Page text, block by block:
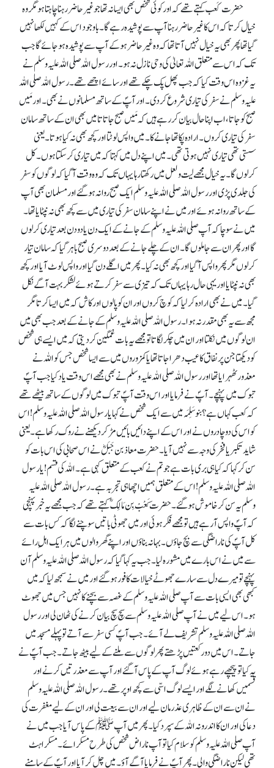
حضرت کَعب کہتے تھے کہ اور کوئی شخص بھی ایسا نہ تھا جو غیر حاضر رہنا چاہتا ہو مگر وہ
خیال کرتا کہ اس کا غیر حاضر رہنا آپ سے پوشیدہ رہے گا۔ باوجود اس کے کہیں لکھا نہیں
گیا تھا پھر بھی یہ خیال نہیں آتا تھا کہ وہ غیر حاضر ہوکے آپ سے پوشیدہ ہوجائے گا جب
تک کہ اس سے متعلق اللہ تعالیٰ کی وحی نازل نہ ہو۔ اور رسول اللہ صلی اللہ علیہ وسلم نے
یہ غزوہ اس وقت کیا کہ جب پھل پک چکے تھے اور سائے اچھے تھے۔ رسول اللہ صلی اللہ
علیہ وسلم نے سفر کی تیاری شروع کردی۔ اور آپؐ کے ساتھ مسلمانوں نے بھی۔ اور مَیں
صبح کو جاتا، اب اپنا حال بیان کررہے ہیں کہ مَیں صبح جاتا تا میں بھی ان کے ساتھ سامان
سفر کی تیاری کروں۔ ارادہ پکا تھا جانے کا۔میں واپس لوٹتا اور کچھ بھی نہ کیا ہوتا۔ یعنی
سستی تھی تیاری نہیں ہوتی تھی۔ میں اپنے دل میں کہتا کہ میں تیاری کرسکتا ہوں۔ کل
کرلوں گا۔ یہ خیال مجھے لیت و لعل میں رکھتا رہا یہاں تک کہ وہ وقت آ گیا کہ لوگوں کو سفر
کی جلدی پڑی اور رسول اللہ صلی اللہ علیہ وسلم ایک صبح روانہ ہوگئے اور مسلمان بھی آپ
کے ساتھ روانہ ہوئے اور میں نے اپنے سامان سفر کی تیاری میں سے کچھ بھی نہ نپٹایا تھا۔
میں نے سوچا کہ آپ صلی اللہ علیہ وسلم کے جانے کے ایک دن یا دو دن بعد تیاری کرلوں
گا اور پھر ان سے جا ملوں گا۔ ان کے چلے جانے کے بعد دوسری صبح باہرگیا کہ سامان تیار
کرلوں مگر پھر واپس آ گیا اور کچھ بھی نہ کیا۔ پھر میں اگلے دن گیا اور واپس لوٹ آیا اور کچھ
بھی نہ نپٹایا اور یہی حال رہا یہاں تک کہ تیزی سے سفر کرتے ہوئے لشکر بہت آگے نکل
گیا۔ میں نے بھی ارادہ کرلیا کہ کوچ کروں اور ان کو پا لوں اور کاش کہ میں ایسا کرتا مگر
مجھ سے یہ بھی مقدر نہ ہوا۔ رسول اللہ صلی اللہ علیہ وسلم کے جانے کے بعد جب بھی میں
ان لوگوں میں نکلتا اور ان میں چکر لگاتا تو مجھے یہ بات غمگین کردیتی کہ میں ایسے ہی شخص
کو دیکھتا جن پر نفاق کا عیب دھرا جاتا تھا یا کمزوروں میں سے ایسا شخص جس کو اللہ نے
معذور ٹھہرایا تھا اور رسول اللہ صلی اللہ علیہ وسلم نے بھی مجھے اس وقت یاد کیا جب آپؐ
تبوک میں پہنچے۔ آپؐ نے فرمایا اور اس وقت آپؐ تبوک میں لوگوں کے ساتھ بیٹھے تھے
کہ کعب کہاں ہے؟ بنو سَلِمَہ میں سے ایک شخص نے کہا یا رسول اللہ صلی اللہ علیہ وسلم !اس
کو اس کی دو چادروں نے اور اس کےاپنے دائیں بائیں مڑ کر دیکھنے نے روک رکھا ہے۔ یعنی
شاید تکبر یا فخر کی وجہ سے نہیں آیا۔ حضرت معاذ بن جَبَلؓ نے اس صحابی کی اس بات کو
سن کر کہا کہ کیا ہی بری بات ہے جو تم نے کعب کے متعلق کہی ہے۔ اللہ کی قسم !یا رسول
اللہ صلی اللہ علیہ وسلم !اس کے متعلق ہمیں اچھا ہی تجربہ ہے۔ رسول اللہ صلی اللہ علیہ
وسلم یہ سن کر خاموش ہوگئے۔ حضرت کَعْبْ بِن مَالِک ؓ کہتے تھے کہ جب مجھے یہ خبر پہنچی
کہ آپؐ واپس آ رہے ہیں تو مجھے فکر ہوئی اور میں جھوٹی باتیں سوچنے لگا کہ کس بات سے
کل آپؐ کی ناراضگی سے بچ جاؤں۔ بہانہ بناؤں اور اپنے گھر والوں میں ہر ایک اہلِ رائے
سے میں نے اس بارے میں مشورہ لیا۔ جب یہ کہا گیا کہ رسول اللہ صلی اللہ علیہ وسلم آن
پہنچے تو میرے دل سے سارے جھوٹے خیالات کافور ہوگئے اور میں نے سمجھ لیا کہ میں
کبھی بھی ایسی بات سے آپ صلی اللہ علیہ وسلم کے غصہ سے بچنے کا نہیں جس میں جھوٹ
ہو۔ اس لیے میں نے آپ صلی اللہ علیہ وسلم سے سچ سچ بیان کرنے کی ٹھان لی اور رسول
اللہ صلی اللہ علیہ وسلم تشریف لے آئے۔ جب آپؐ کسی سفر سے آتے تو پہلے مسجد میں
جاتے۔ اس میں دو رکعتیں پڑھتے پھر لوگوں سے ملنے کے لیے بیٹھ جاتے۔ جب آپؐ نے
یہ کیا تو پیچھے رہے ہوئے لوگ آپ کے پاس آ گئے اور آپ سے معذرتیں کرنے اور
قَسمیں کھانے لگے اور ایسے لوگ اسّی سے کچھ اوپر تھے۔ رسول اللہ صلی اللہ علیہ وسلم
نے ان سے ان کے ظاہری عذر مان لیے اور ان سے بیعت لی اور ان کے لیے مغفرت کی
دعا کی اور ان کا اندرونہ اللہ کے سپرد کیا۔ پھر میں آپﷺ کے پاس آیا جب میں نے
آپ صلی اللہ علیہ وسلم کو سلام کیا تو آپ ناراض شخص کی طرح مسکرائے۔ مسکراہٹ
تھی لیکن ناراضگی والی۔ پھر آپؐ نے فرمایا آگے آؤ۔ میں چل کر آیا اور آپؐ کے سامنے